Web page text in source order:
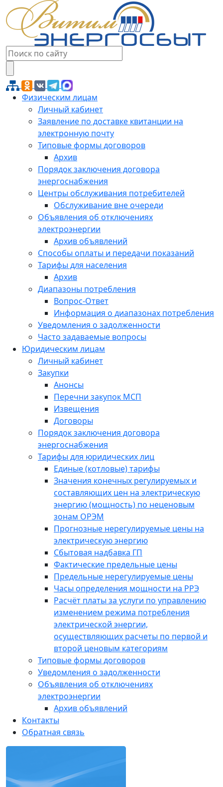
Физическим лицам
Личный кабинет
Заявление по доставке квитанции на
электронную почту
Типовые формы договоров
Архив
Порядок заключения договора
энергоснабжения
Центры обслуживания потребителей
Обслуживание вне очереди
Объявления об отключениях
электроэнергии
Архив объявлений
Способы оплаты и передачи показаний
Тарифы для населения
Архив
Диапазоны потребления
Вопрос-Ответ
Информация о диапазонах потребления
Уведомления о задолженности
Часто задаваемые вопросы
Юридическим лицам
Личный кабинет
Закупки
Анонсы
Перечни закупок МСП
Извещения
Договоры
Порядок заключения договора
энергоснабжения
Тарифы для юридических лиц
Единые (котловые) тарифы
Значения конечных регулируемых и
составляющих цен на электрическую
энергию (мощность) по неценовым
зонам ОРЭМ
Прогнозные нерегулируемые цены на
электрическую энергию
Сбытовая надбавка ГП
Фактические предельные цены
Предельные нерегулируемые цены
Часы определения мощности на РРЭ
Расчёт платы за услуги по управлению
изменением режима потребления
электрической энергии,
осуществляющих расчеты по первой и
второй ценовым категориям
Типовые формы договоров
Уведомления о задолженности
Объявления об отключениях
электроэнергии
Архив объявлений
Контакты
Обратная связь